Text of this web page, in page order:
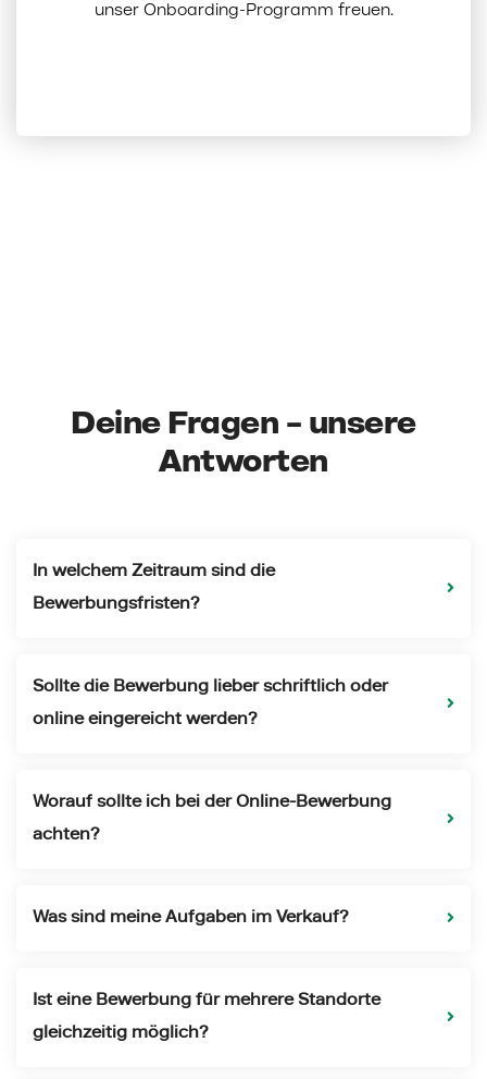
unser Onboarding-Programm freuen.
Deine Fragen – unsere
Antworten
In welchem Zeitraum sind die
Bewerbungsfristen?
Sollte die Bewerbung lieber schriftlich oder
online eingereicht werden?
Worauf sollte ich bei der Online-Bewerbung
achten?
Was sind meine Aufgaben im Verkauf?
Ist eine Bewerbung für mehrere Standorte
gleichzeitig möglich?